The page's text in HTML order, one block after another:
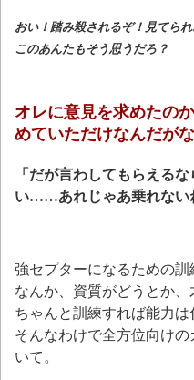
おい！踏み殺されるぞ！ 見てら
このあんたもそう思うだろ？
オレに意見を求めたの
めていただけなんだがな
「だが言わしてもらえる
い……あれじゃあ乗れない
強セプターになるための訓
なんか、資質がどうとか
ちゃんと訓練すれば能力は
そんなわけで全方位向け
いて。